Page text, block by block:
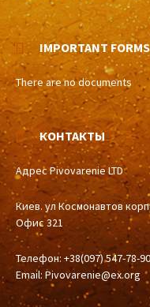
IMPORTANT FORMS
There are no documents
КОНТАКТЫ
Адрес Pivovarenie LTD
Киев. ул Космонавтов
Офис 321
Телефон: +38(097) 547-78-90
Email: Pivovarenie@ex.org